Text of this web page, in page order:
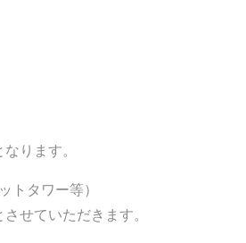
ります。
タワー等）
せていただきます。